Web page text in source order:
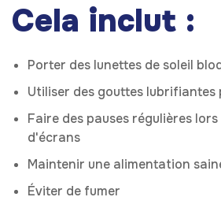
Cela inclut :
Porter des lunettes de soleil
Utiliser des gouttes lubrifiantes
Faire des pauses régulières
d'écrans
Maintenir une alimentation
Éviter de fumer